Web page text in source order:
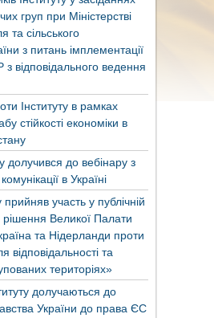
груп при Міністерстві
та сільського
з питань імплементації
відповідального ведення
Інституту в рамках
стійкості економіки в
долучився до вебінару з
в Україні
прийняв участь у публічній
рішення Великої Палати
та Нідерланди проти
відповідальності та
територіях»
долучаються до
України до права ЄС